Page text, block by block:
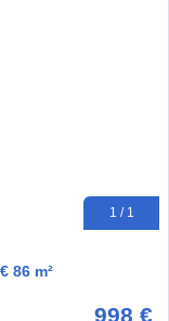
1 / 1
86 m²
998 €